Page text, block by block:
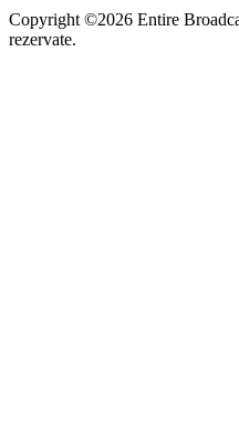
Copyright ©2026 Entire
rezervate.